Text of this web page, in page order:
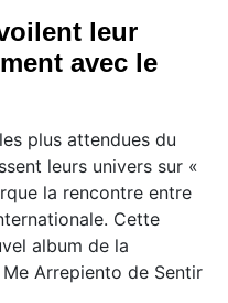
leur
avec le
plus attendues du
leurs univers sur «
la rencontre entre
Cette
album de la
Arrepiento de Sentir